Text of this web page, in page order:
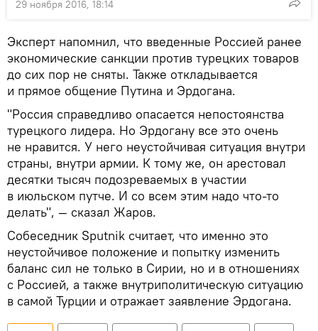
29 ноября 2016, 18:14
Эксперт напомнил, что введенные Россией ранее
экономические санкции против турецких товаров
до сих пор не сняты. Также откладывается
и прямое общение Путина и Эрдогана.
"Россия справедливо опасается непостоянства
турецкого лидера. Но Эрдогану все это очень
не нравится. У него неустойчивая ситуация внутри
страны, внутри армии. К тому же, он арестовал
десятки тысяч подозреваемых в участии
в июльском путче. И со всем этим надо что-то
делать", — сказал Жаров.
Собеседник Sputnik считает, что именно это
неустойчивое положение и попытку изменить
баланс сил не только в Сирии, но и в отношениях
с Россией, а также внутриполитическую ситуацию
в самой Турции и отражает заявление Эрдогана.